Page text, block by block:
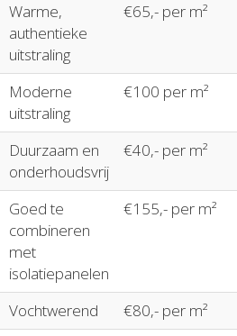
Warme,
authentieke
uitstraling
€65,- per m²
Moderne
uitstraling
€100 per m²
Duurzaam en
onderhoudsvrij
€40,- per m²
Goed te
combineren
met
isolatiepanelen
€155,- per m²
Vochtwerend
€80,- per m²